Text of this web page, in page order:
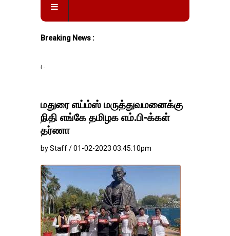
Breaking News :
மதுரை எய்ம்ஸ் மருத்துவமனைக்கு
நிதி எங்கே தமிழக எம்.பி-க்கள்
தர்ணா
by Staff / 01-02-2023 03:45:10pm